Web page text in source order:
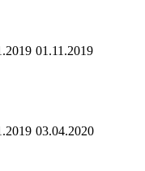
01.11.2019
03.04.2020